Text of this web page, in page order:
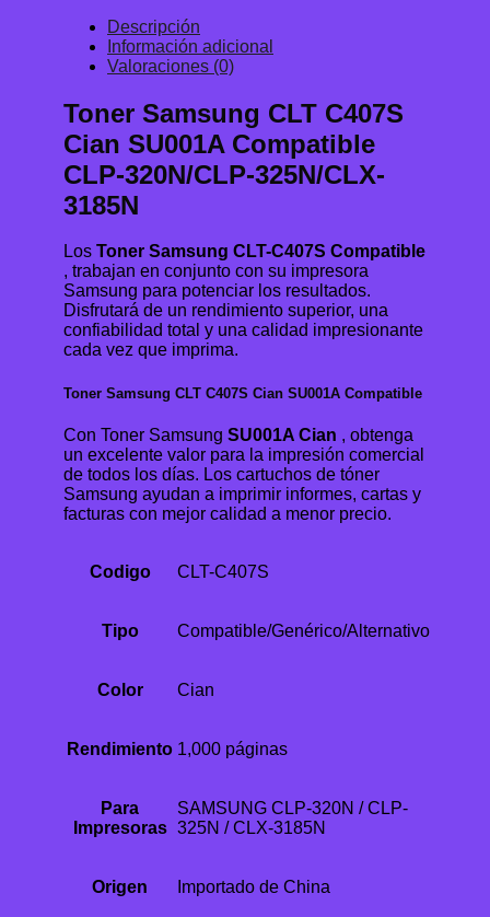
Descripción
Información adicional
Valoraciones (0)
Toner Samsung CLT C407S
Cian SU001A Compatible
CLP-320N/CLP-325N/CLX-
3185N
Los Toner Samsung CLT-C407S Compatible
, trabajan en conjunto con su impresora
Samsung para potenciar los resultados.
Disfrutará de un rendimiento superior, una
confiabilidad total y una calidad impresionante
cada vez que imprima.
Toner Samsung CLT C407S Cian SU001A Compatible
Con Toner Samsung SU001A Cian , obtenga
un excelente valor para la impresión comercial
de todos los días. Los cartuchos de tóner
Samsung ayudan a imprimir informes, cartas y
facturas con mejor calidad a menor precio.
Codigo CLT-C407S
Tipo Compatible/Genérico/Alternativo
Color Cian
Rendimiento 1,000 páginas
Para
Impresoras
SAMSUNG CLP-320N / CLP-
325N / CLX-3185N
Origen Importado de China